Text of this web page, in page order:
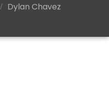
/ Dylan Chavez